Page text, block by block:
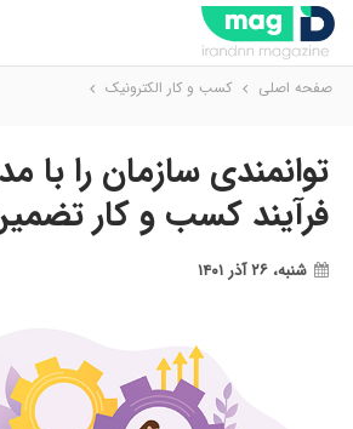
صفحه اصلی کسب و کار الکترونیک
توانمندی سازمان را با
فرآیند کسب و کار
شنبه، ۲۶ آذر ۱۴۰۱